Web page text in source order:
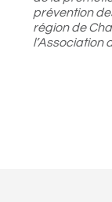
prévention
région de
l’Association